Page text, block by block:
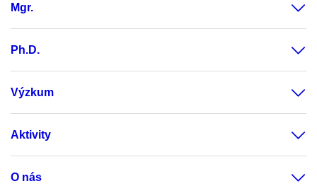
Mgr.
Ph.D.
Výzkum
Aktivity
O nás